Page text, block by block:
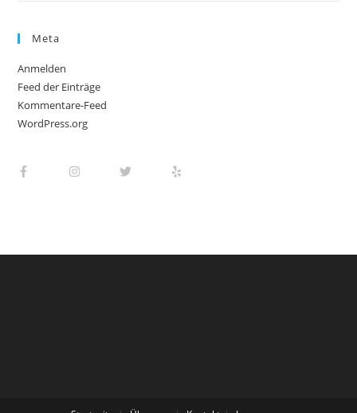
Meta
Anmelden
Feed der Einträge
Kommentare-Feed
WordPress.org